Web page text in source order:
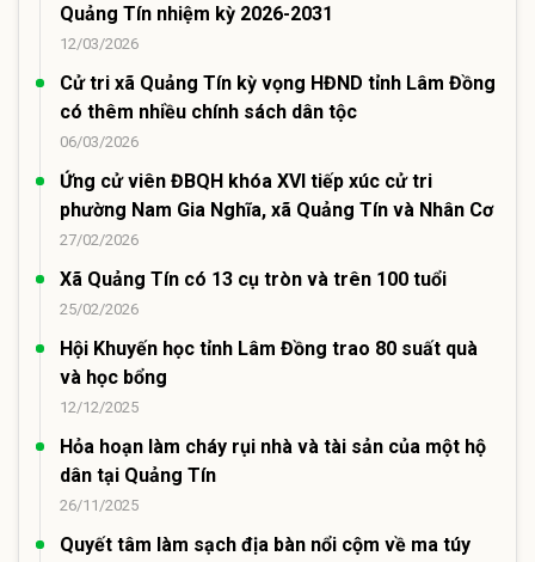
Quảng Tín nhiệm kỳ 2026-2031
12/03/2026
Cử tri xã Quảng Tín kỳ vọng HĐND tỉnh Lâm Đồng
có thêm nhiều chính sách dân tộc
06/03/2026
Ứng cử viên ĐBQH khóa XVI tiếp xúc cử tri
phường Nam Gia Nghĩa, xã Quảng Tín và Nhân Cơ
27/02/2026
Xã Quảng Tín có 13 cụ tròn và trên 100 tuổi
25/02/2026
Hội Khuyến học tỉnh Lâm Đồng trao 80 suất quà
và học bổng
12/12/2025
Hỏa hoạn làm cháy rụi nhà và tài sản của một hộ
dân tại Quảng Tín
26/11/2025
Quyết tâm làm sạch địa bàn nổi cộm về ma túy